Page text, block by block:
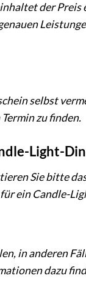
der
selbst
zu finden.
Light-
Sie bitte
ein Candle-
in anderen
dazu